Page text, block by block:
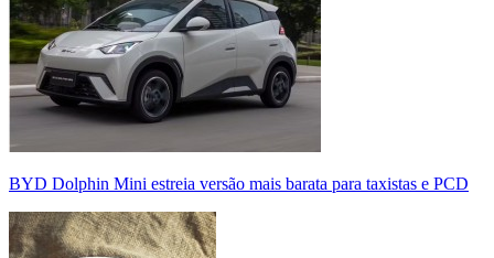
BYD Dolphin Mini estreia versão mais barata para taxistas e PCD